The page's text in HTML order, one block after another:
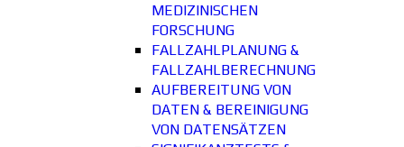
MEDIZINISCHEN
FORSCHUNG
FALLZAHLPLANUNG &
FALLZAHLBERECHNUNG
AUFBEREITUNG VON
DATEN & BEREINIGUNG
VON DATENSÄTZEN